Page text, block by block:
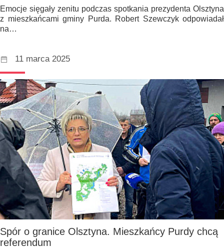
Emocje sięgały zenitu podczas spotkania prezydenta Olsztyna
z mieszkańcami gminy Purda. Robert Szewczyk odpowiadał
na…
11 marca 2025
Spór o granice Olsztyna. Mieszkańcy Purdy chcą
referendum